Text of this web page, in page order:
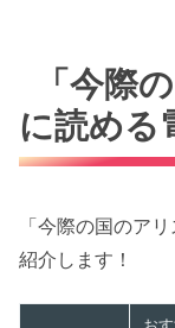
「今際
に読める
「今際の国のア
紹介します！